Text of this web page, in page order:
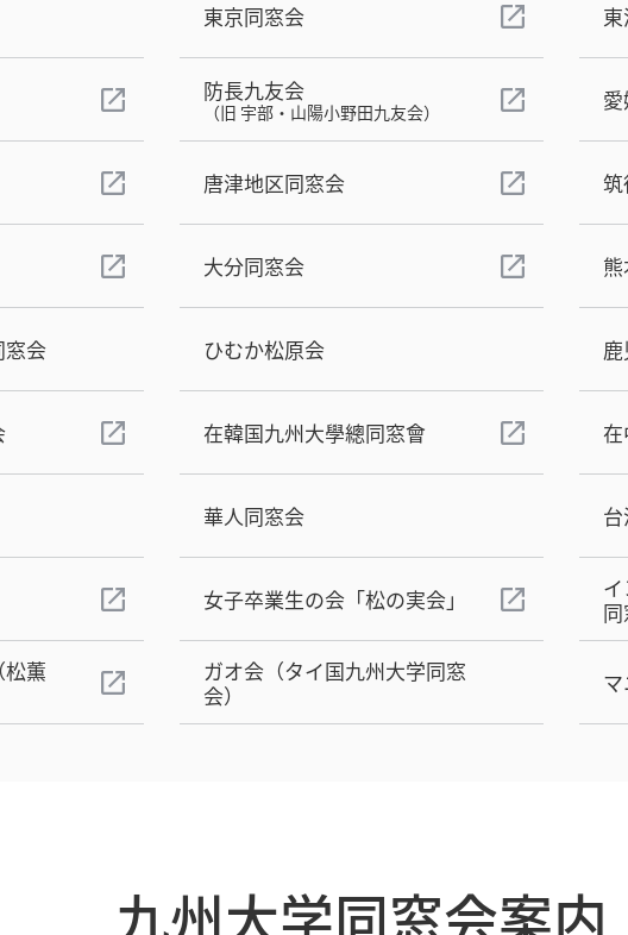
東京同窓会
防長九友会
（旧 宇部・山陽小野田九友会）
唐津地区同窓会
大分同窓会
窓会 ひむか松原会
在韓国九州大學總同窓會
華人同窓会
女子卒業生の会「松の実会」
薫
ガオ会（タイ国九州大学同窓
会）
九州大学同窓会案内